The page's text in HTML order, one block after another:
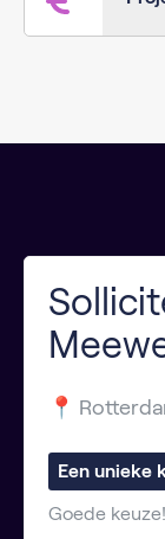
📍
Een unieke
Goede